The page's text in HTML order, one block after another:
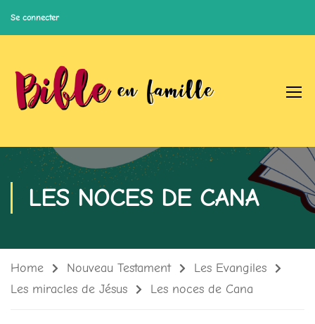
Se connecter
LES NOCES DE CANA
Home Nouveau Testament
Les Evangiles
Les miracles de Jésus
Les noces de Cana